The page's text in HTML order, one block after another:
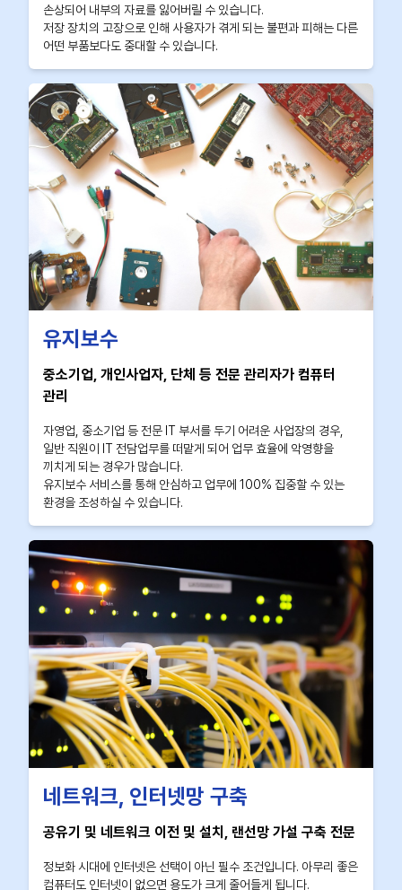
손상되어 내부의 자료를 잃어버릴 수 있습니다.
저장 장치의 고장으로 인해 사용자가 겪게 되는 불편과 피해는 다른
어떤 부품보다도 중대할 수 있습니다.
유지보수
중소기업, 개인사업자, 단체 등 전문 관리자가 컴퓨터
관리
자영업, 중소기업 등 전문 IT 부서를 두기 어려운 사업장의 경우,
일반 직원이 IT 전담업무를 떠맡게 되어 업무 효율에 악영향을
끼치게 되는 경우가 많습니다.
유지보수 서비스를 통해 안심하고 업무에 100% 집중할 수 있는
환경을 조성하실 수 있습니다.
네트워크, 인터넷망 구축
공유기 및 네트워크 이전 및 설치, 랜선망 가설 구축 전문
정보화 시대에 인터넷은 선택이 아닌 필수 조건입니다. 아무리 좋은
컴퓨터도 인터넷이 없으면 용도가 크게 줄어들게 됩니다.